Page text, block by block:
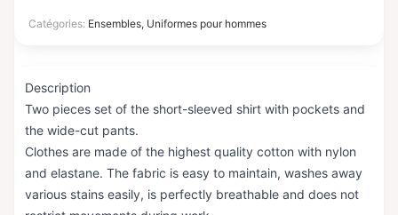
Catégories: Ensembles, Uniformes pour hommes
Description
Two pieces set of the short-sleeved shirt with pockets and
the wide-cut pants.
Clothes are made of the highest quality cotton with nylon
and elastane. The fabric is easy to maintain, washes away
various stains easily, is perfectly breathable and does not